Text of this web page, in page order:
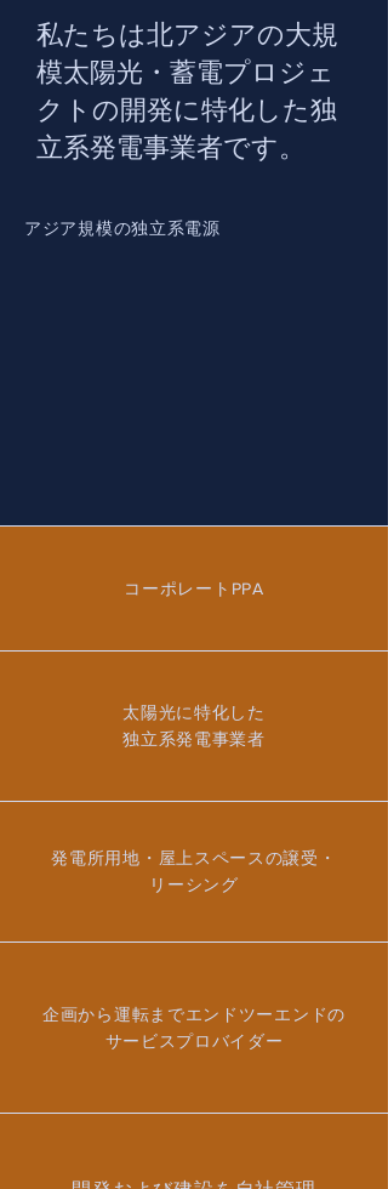
私たちは北アジアの大規
模太陽光・蓄電プロジェ
クトの開発に特化した独
立系発電事業者です。
アジア規模の独立系電源
コーポレートPPA
太陽光に特化した
独立系発電事業者
発電所用地・屋上スペースの譲受・
リーシング
企画から運転までエンドツーエンドの
サービスプロバイダー